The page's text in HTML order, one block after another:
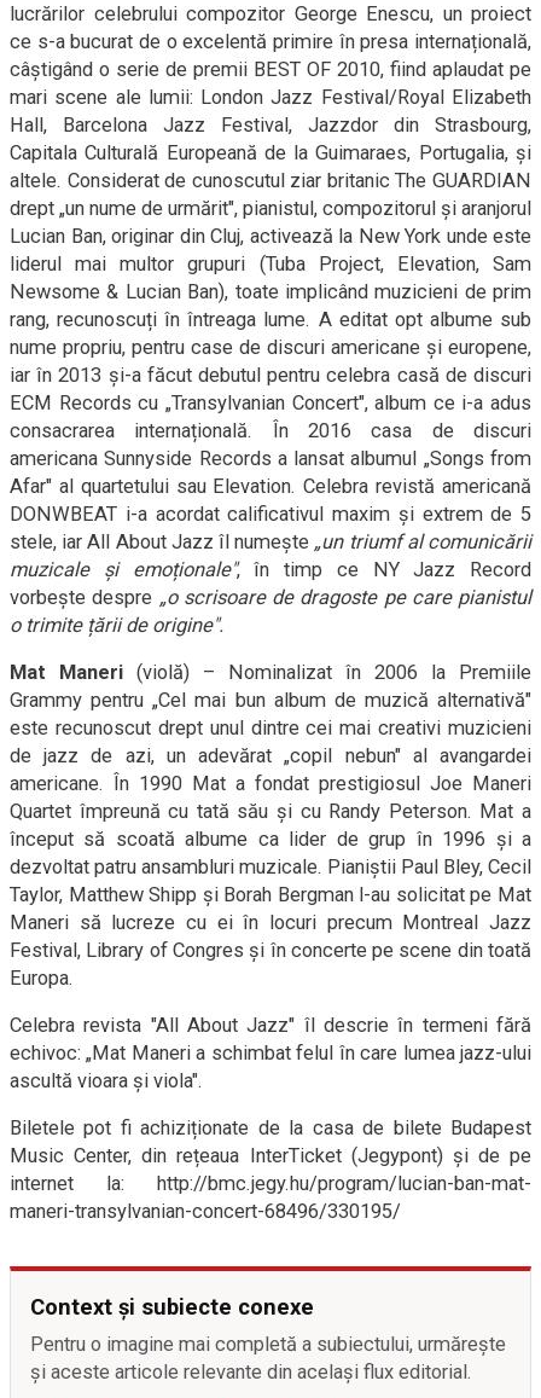
lucrărilor celebrului compozitor George Enescu, un proiect
ce s-a bucurat de o excelentă primire în presa internațională,
câștigând o serie de premii BEST OF 2010, fiind aplaudat pe
mari scene ale lumii: London Jazz Festival/Royal Elizabeth
Hall, Barcelona Jazz Festival, Jazzdor din Strasbourg,
Capitala Culturală Europeană de la Guimaraes, Portugalia, și
altele. Considerat de cunoscutul ziar britanic The GUARDIAN
drept „un nume de urmărit", pianistul, compozitorul și aranjorul
Lucian Ban, originar din Cluj, activează la New York unde este
liderul mai multor grupuri (Tuba Project, Elevation, Sam
Newsome & Lucian Ban), toate implicând muzicieni de prim
rang, recunoscuți în întreaga lume. A editat opt albume sub
nume propriu, pentru case de discuri americane și europene,
iar în 2013 și-a făcut debutul pentru celebra casă de discuri
ECM Records cu „Transylvanian Concert", album ce i-a adus
consacrarea internațională. În 2016 casa de discuri
americana Sunnyside Records a lansat albumul „Songs from
Afar" al quartetului sau Elevation. Celebra revistă americană
DONWBEAT i-a acordat calificativul maxim și extrem de 5
stele, iar All About Jazz îl numește „un triumf al comunicării
muzicale și emoționale", în timp ce NY Jazz Record
vorbește despre „o scrisoare de dragoste pe care pianistul
o trimite țării de origine".
Mat Maneri (violă) – Nominalizat în 2006 la Premiile
Grammy pentru „Cel mai bun album de muzică alternativă"
este recunoscut drept unul dintre cei mai creativi muzicieni
de jazz de azi, un adevărat „copil nebun" al avangardei
americane. În 1990 Mat a fondat prestigiosul Joe Maneri
Quartet împreună cu tată său și cu Randy Peterson. Mat a
început să scoată albume ca lider de grup în 1996 și a
dezvoltat patru ansambluri muzicale. Pianiștii Paul Bley, Cecil
Taylor, Matthew Shipp și Borah Bergman l-au solicitat pe Mat
Maneri să lucreze cu ei în locuri precum Montreal Jazz
Festival, Library of Congres și în concerte pe scene din toată
Europa.
Celebra revista "All About Jazz" îl descrie în termeni fără
echivoc: „Mat Maneri a schimbat felul în care lumea jazz-ului
ascultă vioara și viola".
Biletele pot fi achiziționate de la casa de bilete Budapest
Music Center, din rețeaua InterTicket (Jegypont) și de pe
internet la: http://bmc.jegy.hu/program/lucian-ban-mat-
maneri-transylvanian-concert-68496/330195/
Context și subiecte conexe
Pentru o imagine mai completă a subiectului, urmărește
și aceste articole relevante din același flux editorial.